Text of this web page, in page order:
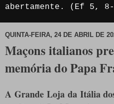
abertamente. (Ef 5, 8-
QUINTA-FEIRA, 24 DE ABRIL DE
Maçons italianos
memória do Papa
A Grande Loja da Itália